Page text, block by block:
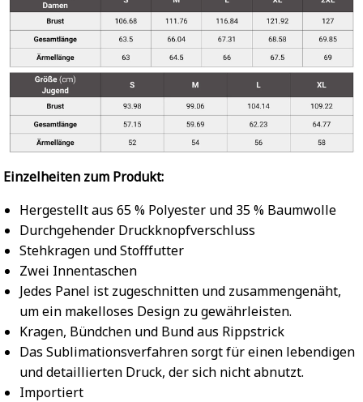
Einzelheiten zum Produkt:
Hergestellt aus 65 % Polyester und 35 % Baumwolle
Durchgehender Druckknopfverschluss
Stehkragen und Stofffutter
Zwei Innentaschen
Jedes Panel ist zugeschnitten und zusammengenäht,
um ein makelloses Design zu gewährleisten.
Kragen, Bündchen und Bund aus Rippstrick
Das Sublimationsverfahren sorgt für einen lebendigen
und detaillierten Druck, der sich nicht abnutzt.
Importiert